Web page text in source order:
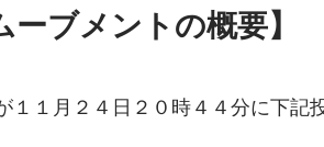
ーブメントの概要】
１１月２４日２０時４４分に下記